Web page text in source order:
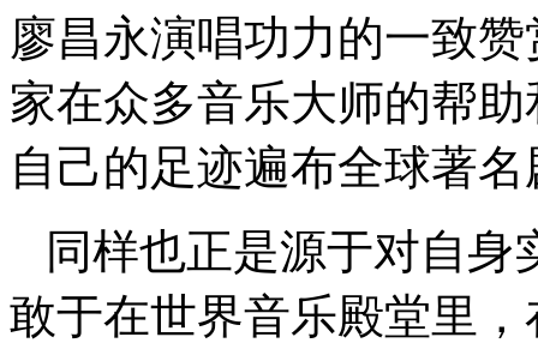
廖昌永演唱功力的一致
家在众多音乐大师的帮
自己的足迹遍布全球著
同样也正是源于对自身
敢于在世界音乐殿堂里